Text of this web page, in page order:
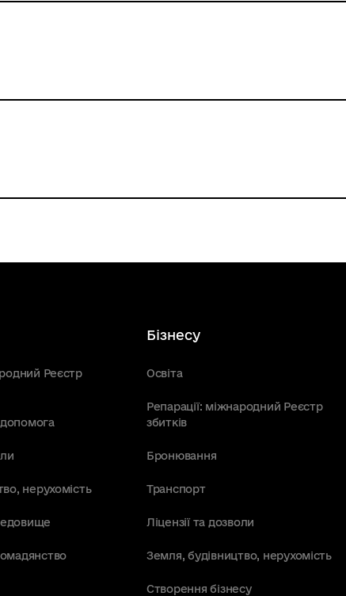
Реєстр
допомога
нерухомість
Бізнесу
Освіта
Репарації: міжнародний Реєстр
збитків
Бронювання
Транспорт
Ліцензії та дозволи
Земля, будівництво, нерухомість
Створення бізнесу